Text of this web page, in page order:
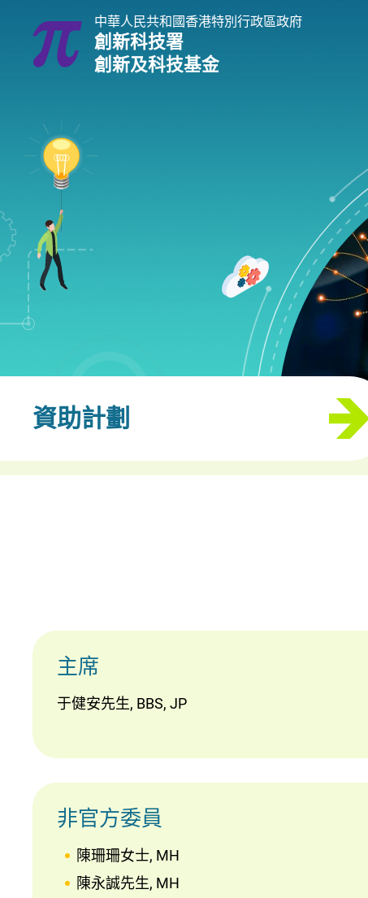
中華人民共和國香港特別行政區政府
創新科技署
創新及科技基金
支持研究及發展
創新及科技支援計劃
內地與香港科技合作資助計劃
企業支援計劃
前沿科技研究支援計劃
創科實習計劃
創新及科技基金指南
科技支援計劃概覽
資助計劃
主席
于健安先生, BBS, JP
非官方委員
陳珊珊女士, MH
陳永誠先生, MH
企業 / 初創企業 /
科技
推進新型工業化及發展新質生
讓僱員接受高端科技培訓 / 聘用人才進行
為初創企業尋找
培養創新科技
為創新科技企業提供加速